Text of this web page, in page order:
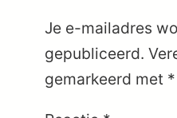
Je e-mailadres
gepubliceerd.
gemarkeerd met *